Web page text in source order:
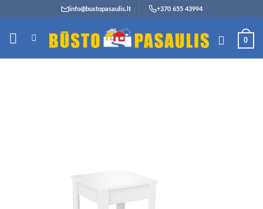
content
info@bustopasaulis.lt +370 655 43994
0